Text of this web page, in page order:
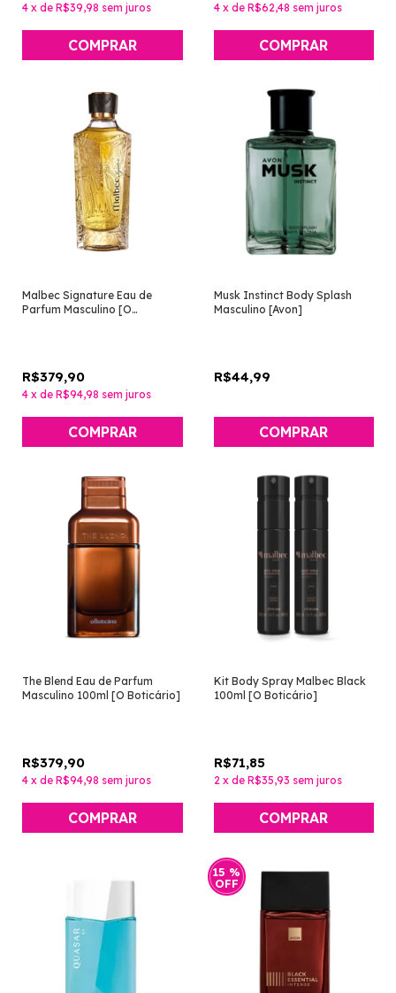
4 x de R$39,98 sem juros 4 x de R$62,48 sem juros
Malbec Signature Eau de
Parfum Masculino [O
R$379,90
4 x de R$94,98 sem juros
Musk Instinct Body Splash
Masculino [Avon]
R$44,99
The Blend Eau de Parfum
Masculino 100ml [O Boticário]
R$379,90
4 x de R$94,98 sem juros
Kit Body Spray Malbec Black
100ml [O Boticário]
R$71,85
2 x de R$35,93 sem juros
15 %
OFF